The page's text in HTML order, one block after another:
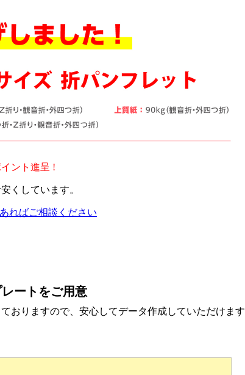
ント進呈 !
くしています。
ればご相談ください
ートをご用意
おりますので、安心してデータ作成していただけま